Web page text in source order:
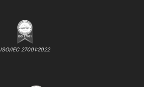
ISO/IEC 27001:2022